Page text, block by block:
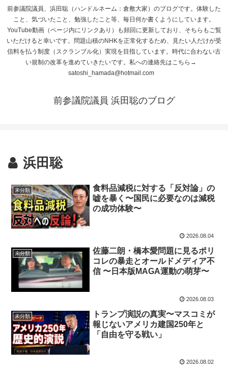
前参議院議員、浜田聡（ハンドルネーム：倉敷大家）のブログです。体験した
こと、気づいたこと、勉強したこと等、毎日何か書くようにしています。
YouTube動画（ページ内にリンクあり）も頻回に更新しており、そちらもご覧
いただけると幸いです。問題山積のNHKを正常化するため、見たい人だけが受
信料を払う制度（スクランブル化）実現を目指しています。時代に合わない古
い規制の改革を進めていきたいです。私への連絡先はこちら→
satoshi_hamada@hotmail.com
前参議院議員 浜田聡のブログ
浜田聡
未分類
食料品減税に対する「反対論」の
嘘を暴く〜国民に必要なのは減税
の成功体験〜
2026.08.04
未分類
佐藤二朗・橋本愛問題に見るポリ
コレの暴走とオールドメディア不
信 〜日本版MAGA運動の萌芽〜
2026.08.03
未分類
トランプ演説の真実〜マスコミが
報じないアメリカ建国250年と
「自由を守る戦い」
2026.08.02